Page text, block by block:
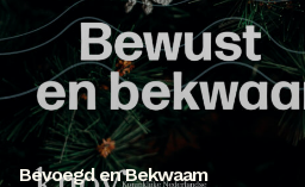
Bevoegd en Bekwaam